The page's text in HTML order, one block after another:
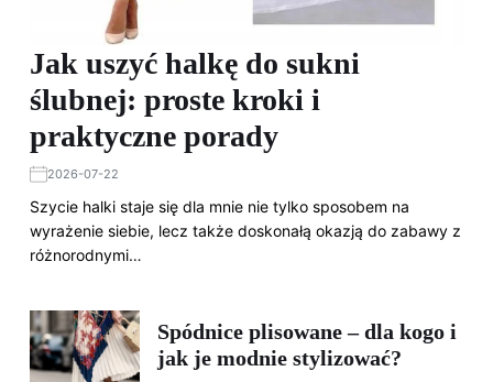
Jak uszyć halkę do sukni
ślubnej: proste kroki i
praktyczne porady
2026-07-22
Szycie halki staje się dla mnie nie tylko sposobem na
wyrażenie siebie, lecz także doskonałą okazją do zabawy z
różnorodnymi…
Spódnice plisowane – dla kogo i
jak je modnie stylizować?